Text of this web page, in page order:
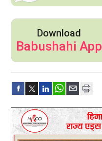
Download
Babushahi App